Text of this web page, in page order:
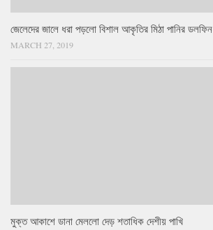
জেলেদের জালে ধরা পড়লো বিশাল আকৃতির মিঠা পানির ডলফিন
MARCH 27, 2019
মুক্ত আকাশে ডানা মেললো দেড় শতাধিক দেশীয় পাখি